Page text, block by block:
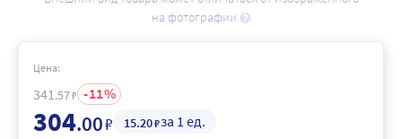
на фотографии
Цена:
341 .57₽ 11
304.00₽ 15.20₽за 1 ед.